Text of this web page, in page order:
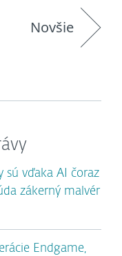
Novšie
sú vďaka AI čoraz
zákerný malvér
Endgame,